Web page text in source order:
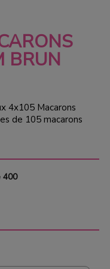
BRUN
4x105 Macarons
de 105 macarons
400